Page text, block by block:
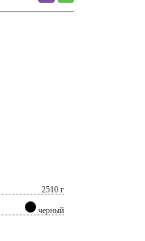
2510 г
черный